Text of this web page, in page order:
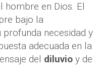
hombre en Dios. El
bajo la
profunda necesidad y
adecuada en la
del diluvio y de